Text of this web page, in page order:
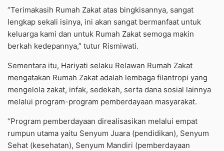
“Terimakasih Rumah Zakat atas bingkisannya, sangat
lengkap sekali isinya, ini akan sangat bermanfaat untuk
keluarga kami dan untuk Rumah Zakat semoga makin
berkah kedepannya,” tutur Rismiwati.
Sementara itu, Hariyati selaku Relawan Rumah Zakat
mengatakan Rumah Zakat adalah lembaga filantropi yang
mengelola zakat, infak, sedekah, serta dana sosial lainnya
melalui program-program pemberdayaan masyarakat.
“Program pemberdayaan direalisasikan melalui empat
rumpun utama yaitu Senyum Juara (pendidikan), Senyum
Sehat (kesehatan), Senyum Mandiri (pemberdayaan